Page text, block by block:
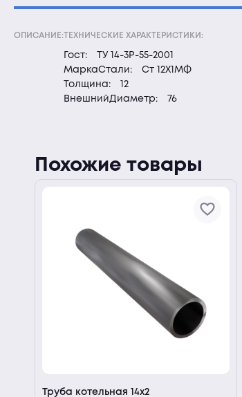
ОПИСАНИЕ:ТЕХНИЧЕСКИЕ ХАРАКТЕРИСТИКИ:
Гост:
ТУ 14-3Р-55-2001
МаркаСтали:
Ст 12Х1МФ
Толщина:
12
ВнешнийДиаметр:
76
Похожие товары
Труба котельная 14х2